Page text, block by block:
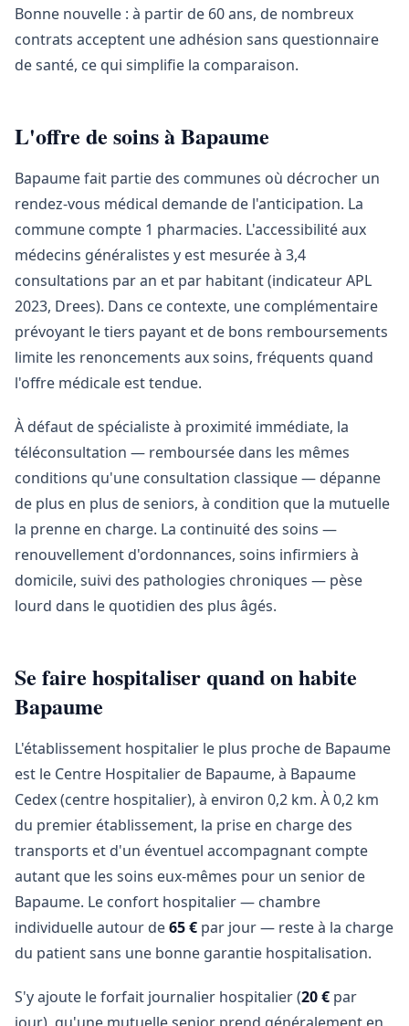
Bonne nouvelle : à partir de 60 ans, de nombreux
contrats acceptent une adhésion sans questionnaire
de santé, ce qui simplifie la comparaison.
L'offre de soins à Bapaume
Bapaume fait partie des communes où décrocher un
rendez-vous médical demande de l'anticipation. La
commune compte 1 pharmacies. L'accessibilité aux
médecins généralistes y est mesurée à 3,4
consultations par an et par habitant (indicateur APL
2023, Drees). Dans ce contexte, une complémentaire
prévoyant le tiers payant et de bons remboursements
limite les renoncements aux soins, fréquents quand
l'offre médicale est tendue.
À défaut de spécialiste à proximité immédiate, la
téléconsultation — remboursée dans les mêmes
conditions qu'une consultation classique — dépanne
de plus en plus de seniors, à condition que la mutuelle
la prenne en charge. La continuité des soins —
renouvellement d'ordonnances, soins infirmiers à
domicile, suivi des pathologies chroniques — pèse
lourd dans le quotidien des plus âgés.
Se faire hospitaliser quand on habite
Bapaume
L'établissement hospitalier le plus proche de Bapaume
est le Centre Hospitalier de Bapaume, à Bapaume
Cedex (centre hospitalier), à environ 0,2 km. À 0,2 km
du premier établissement, la prise en charge des
transports et d'un éventuel accompagnant compte
autant que les soins eux-mêmes pour un senior de
Bapaume. Le confort hospitalier — chambre
individuelle autour de65 € par jour — reste à la charge
du patient sans une bonne garantie hospitalisation.
S'y ajoute le forfait journalier hospitalier (20 € par